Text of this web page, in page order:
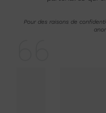
Pour des raisons de